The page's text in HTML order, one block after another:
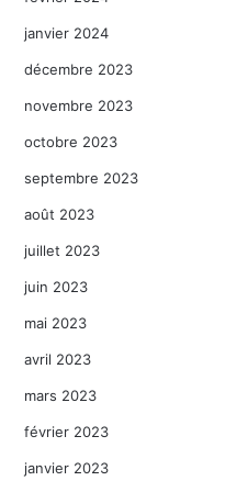
janvier 2024
décembre 2023
novembre 2023
octobre 2023
septembre 2023
août 2023
juillet 2023
juin 2023
mai 2023
avril 2023
mars 2023
février 2023
janvier 2023